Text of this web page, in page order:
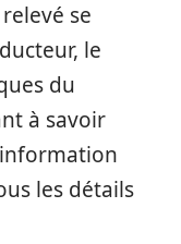
se
le
du
à savoir
les détails